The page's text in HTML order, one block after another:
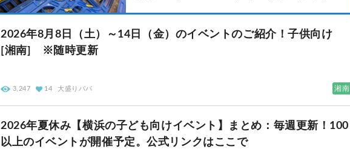
横浜市瀬谷区三ツ境］
2026年8月8日（土）～14日（金）のイベントのご紹介！子供向け
[湘南] ※随時更新
3,247 14 大盛りパパ 湘南
2026年夏休み【横浜の子ども向けイベント】まとめ：毎週更新！100
以上のイベントが開催予定。公式リンクはここで